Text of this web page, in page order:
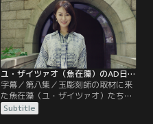
だった。陶唐（タオ・タン）が慌て
て会社に駆けつけ事なきを得るが、
社長は魚在藻（ユ・ザイツァオ）に
「通報もせず犯人に立ち向かうなん
てどうかしている」と責める。
ユ・ザイツァオ（魚在藻）のAD日記 第08話／字幕
字幕／第八集／玉彫刻師の取材に来
た魚在藻（ユ・ザイツァオ）たちB
チームだったが、「文化財物語」の
プロデューサー方チュエン（ファ
Subtitle